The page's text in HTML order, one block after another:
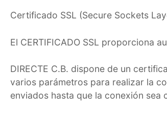
Certificado SSL (Secure Sockets
El CERTIFICADO SSL proporciona
DIRECTE C.B. dispone de un
varios parámetros para realizar la
enviados hasta que la conexión sea